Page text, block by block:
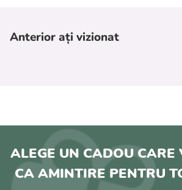
Anterior ați vizionat
ALEGE UN CADOU
CA AMINTIRE PENTRU